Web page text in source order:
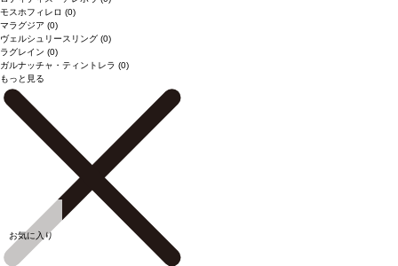
お気に入り
モスホフィレロ (0)
マラグジア (0)
ヴェルシュリースリング (0)
ラグレイン (0)
ガルナッチャ・ティントレラ (0)
もっと見る